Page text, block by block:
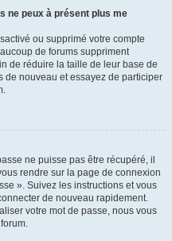
ne peux à présent plus me
ou supprimé votre compte
de forums suppriment
de réduire la taille de leur base de
de nouveau et essayez de participer
ne puisse pas être récupéré, il
rendre sur la page de connexion
». Suivez les instructions et vous
de nouveau rapidement.
votre mot de passe, nous vous